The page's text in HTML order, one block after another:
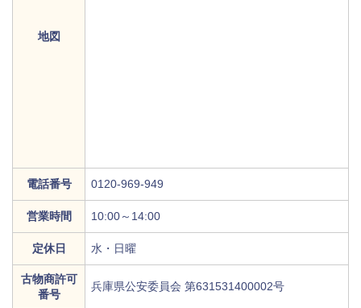
地図
電話番号 0120-969-949
営業時間 10:00～14:00
定休日 水・日曜
古物商許可
番号
兵庫県公安委員会 第631531400002号